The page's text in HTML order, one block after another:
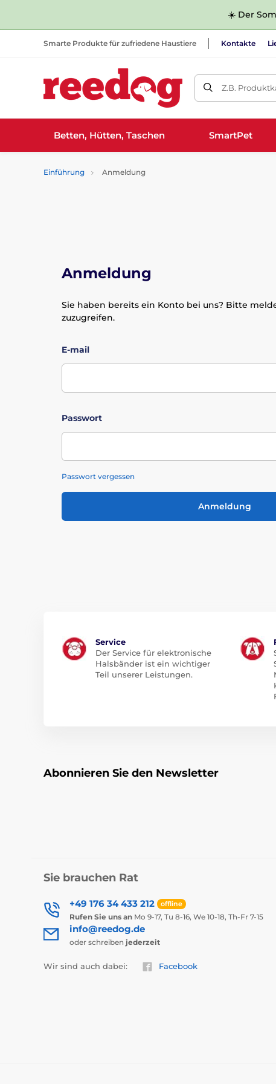
☀️ Der
Smarte Produkte für zufriedene Haustiere Kontakte
Z.B.
Betten, Hütten, Taschen SmartPet
Einführung Anmeldung
Anmeldung
Sie haben bereits ein Konto bei uns? Bitte
zuzugreifen.
E-mail
Passwort
Passwort vergessen
Anmeldung
Service
Der Service für elektronische
Halsbänder ist ein wichtiger
Teil unserer Leistungen.
Abonnieren Sie den Newsletter
Sie brauchen Rat
+49 176 34 433 212 offline
Rufen Sie uns an Mo 9-17, Tu 8-16, We 10-18, Th-Fr 7-15
info@reedog.de
oder schreiben jederzeit
Wir sind auch dabei: Facebook